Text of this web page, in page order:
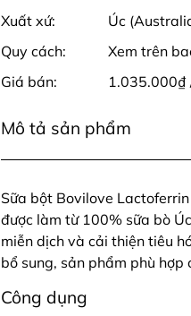
Xuất xứ:
Úc
Quy cách:
Xem trên
Giá bán:
1.035.000₫
Mô tả sản phẩm
Sữa bột Bovilove
được làm từ 100% sữa bò
miễn dịch và cải thiện tiêu
bổ sung, sản phẩm phù hợp
Công dụng